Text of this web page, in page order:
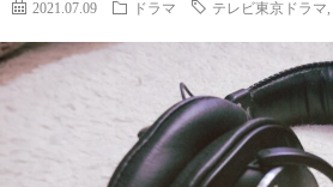
2021.07.09 ドラマ テレビ東京ドラマ